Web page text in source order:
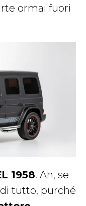
ormai fuori
1958. Ah, se
tutto, purché